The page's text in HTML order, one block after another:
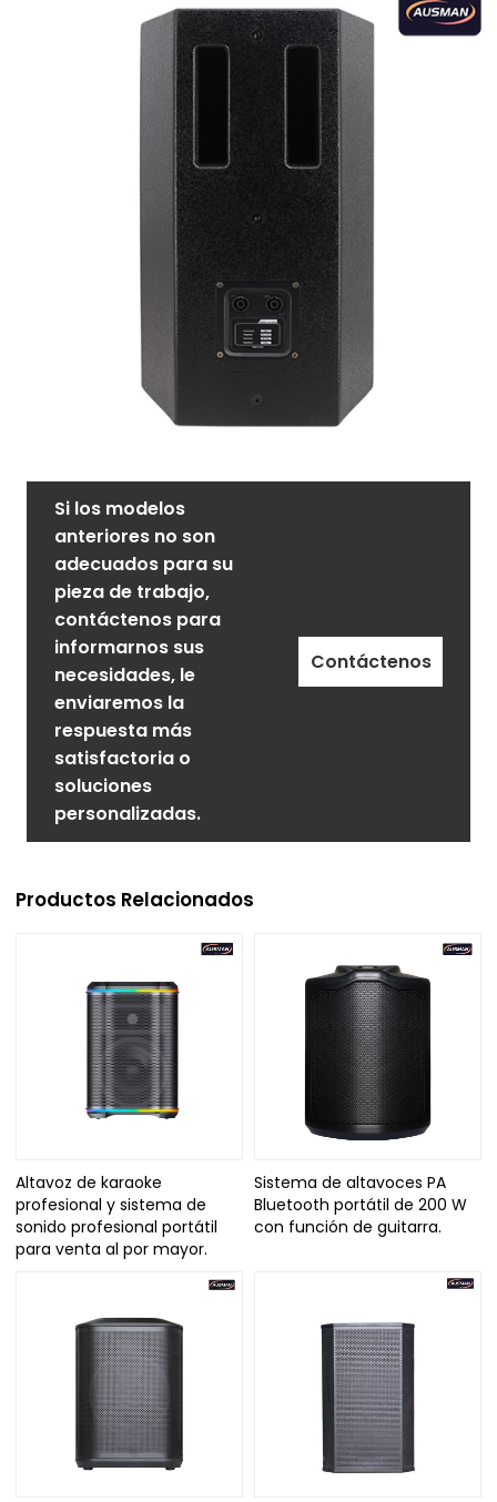
Si los modelos
anteriores no son
adecuados para su
pieza de trabajo,
contáctenos para
informarnos sus
necesidades, le
enviaremos la
respuesta más
satisfactoria o
soluciones
personalizadas.
Contáctenos
Productos Relacionados
Altavoz de karaoke
profesional y sistema de
sonido profesional portátil
para venta al por mayor.
Sistema de altavoces PA
Bluetooth portátil de 200 W
con función de guitarra.